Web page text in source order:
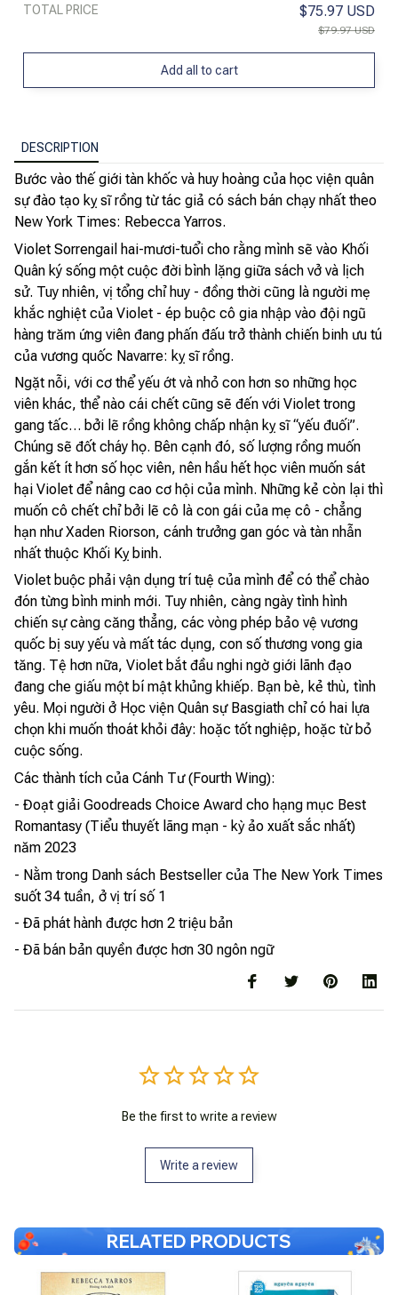
TOTAL PRICE $75.97 USD
$79.97 USD
Add all to cart
DESCRIPTION
Bước vào thế giới tàn khốc và huy hoàng của học viện quân
sự đào tạo kỵ sĩ rồng từ tác giả có sách bán chạy nhất theo
New York Times: Rebecca Yarros.
Violet Sorrengail hai-mươi-tuổi cho rằng mình sẽ vào Khối
Quân ký sống một cuộc đời bình lặng giữa sách vở và lịch
sử. Tuy nhiên, vị tổng chỉ huy - đồng thời cũng là người mẹ
khắc nghiệt của Violet - ép buộc cô gia nhập vào đội ngũ
hàng trăm ứng viên đang phấn đấu trở thành chiến binh ưu tú
của vương quốc Navarre: kỵ sĩ rồng.
Ngặt nỗi, với cơ thể yếu ớt và nhỏ con hơn so những học
viên khác, thể nào cái chết cũng sẽ đến với Violet trong
gang tấc… bởi lẽ rồng không chấp nhận kỵ sĩ “yếu đuối”.
Chúng sẽ đốt cháy họ. Bên cạnh đó, số lượng rồng muốn
gắn kết ít hơn số học viên, nên hầu hết học viên muốn sát
hại Violet để nâng cao cơ hội của mình. Những kẻ còn lại thì
muốn cô chết chỉ bởi lẽ cô là con gái của mẹ cô - chẳng
hạn như Xaden Riorson, cánh trưởng gan góc và tàn nhẫn
nhất thuộc Khối Kỵ binh.
Violet buộc phải vận dụng trí tuệ của mình để có thể chào
đón từng bình minh mới. Tuy nhiên, càng ngày tình hình
chiến sự càng căng thẳng, các vòng phép bảo vệ vương
quốc bị suy yếu và mất tác dụng, con số thương vong gia
tăng. Tệ hơn nữa, Violet bắt đầu nghi ngờ giới lãnh đạo
đang che giấu một bí mật khủng khiếp. Bạn bè, kẻ thù, tình
yêu. Mọi người ở Học viện Quân sự Basgiath chỉ có hai lựa
chọn khi muốn thoát khỏi đây: hoặc tốt nghiệp, hoặc từ bỏ
cuộc sống.
Các thành tích của Cánh Tư (Fourth Wing):
- Đoạt giải Goodreads Choice Award cho hạng mục Best
Romantasy (Tiểu thuyết lãng mạn - kỳ ảo xuất sắc nhất)
năm 2023
- Nằm trong Danh sách Bestseller của The New York Times
suốt 34 tuần, ở vị trí số 1
- Đã phát hành được hơn 2 triệu bản
- Đã bán bản quyền được hơn 30 ngôn ngữ
Be the first to write a review
Write a review
RELATED PRODUCTS